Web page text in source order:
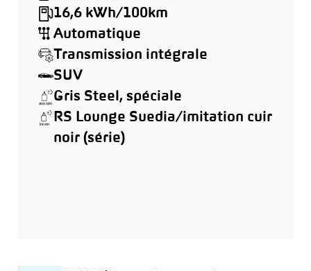
16,6 kWh/100km
Automatique
Transmission intégrale
SUV
Gris Steel, spéciale
RS Lounge Suedia/imitation cuir
noir (série)